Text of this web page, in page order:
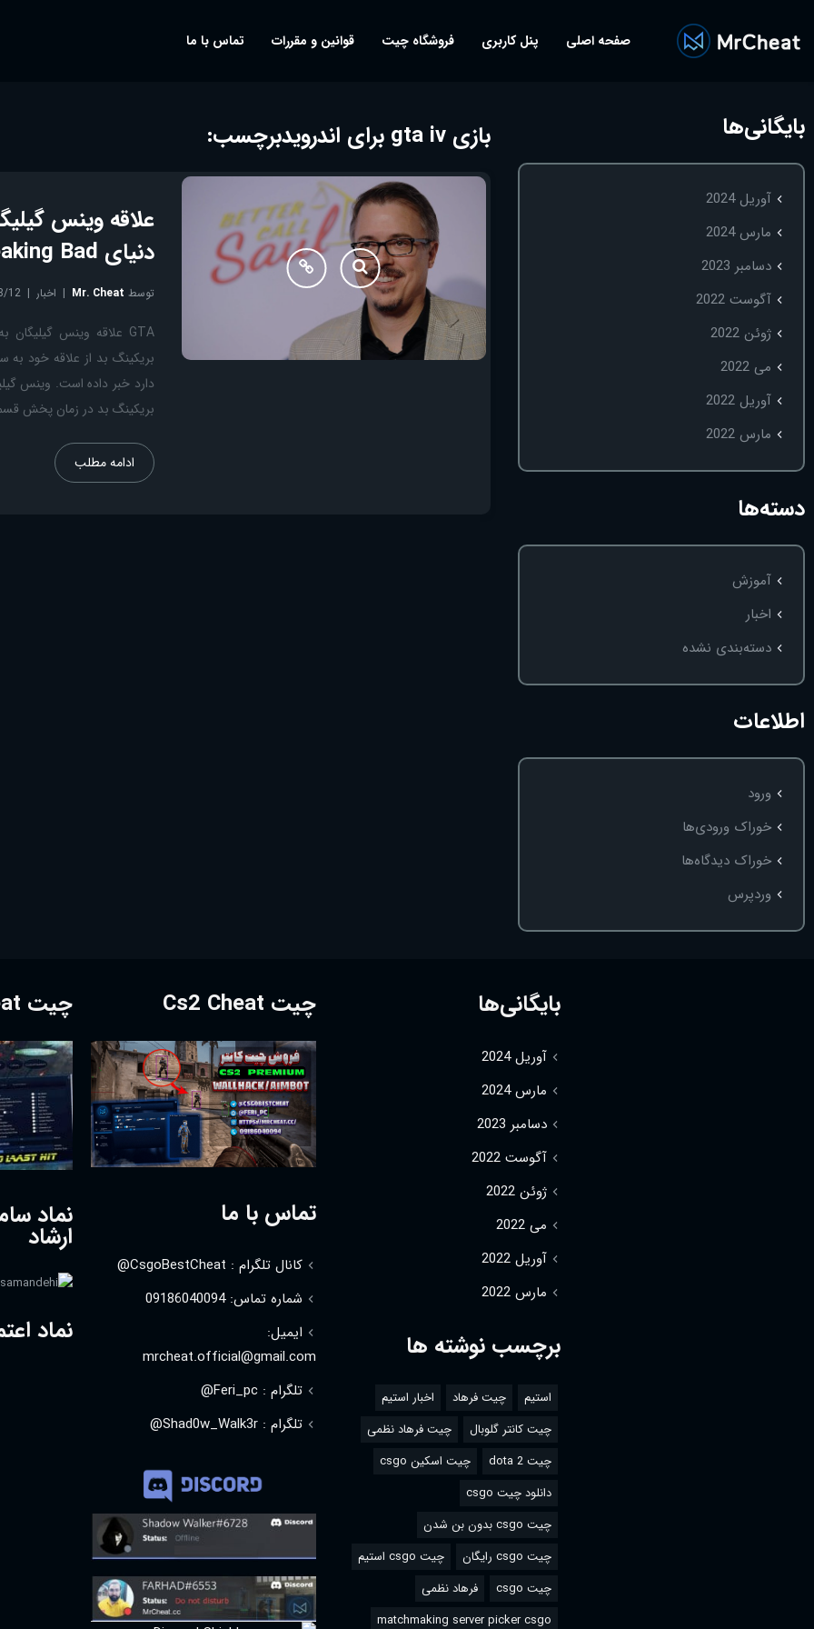
صفحه اصلی پنل کاربری فروشگاه چیت قوانین و مقررات تماس با ما
بایگانی‌ها
آوریل 2024
مارس 2024
دسامبر 2023
آگوست 2022
ژوئن 2022
می 2022
آوریل 2022
مارس 2022
دسته‌ها
آموزش
اخبار
دسته‌بندی نشده
اطلاعات
ورود
خوراک ورودی‌ها
خوراک دیدگاه‌ها
وردپرس
برچسب: بازی gta iv برای اندروید
دنیای Breaking Bad
توسط Mr. Cheat اخبار 12
بریکینگ بد در زمان پخش
ادامه مطلب
بایگانی‌ها
آوریل 2024
مارس 2024
دسامبر 2023
آگوست 2022
ژوئن 2022
می 2022
آوریل 2022
مارس 2022
برچسب نوشته ها
استیم چیت فرهاد
اخبار استیم
چیت کانتر گلوبال
چیت فرهاد نظمی
چیت dota 2
چیت اسکین csgo
دانلود چیت csgo
چیت csgo بدون بن شدن
چیت csgo رایگان
چیت csgo استیم
چیت csgo
فرهاد نظمی
matchmaking server picker csgo
چیت Cs2 Cheat
تماس با ما
کانال تلگرام : CsgoBestCheat@
شماره تماس: 09186040094
ایمیل:
mrcheat.official@gmail.com
تلگرام : Feri_pc@
تلگرام : Shad0w_Walk3r@
چیت Dota2 Cheat
نماد
ارشاد
نماد